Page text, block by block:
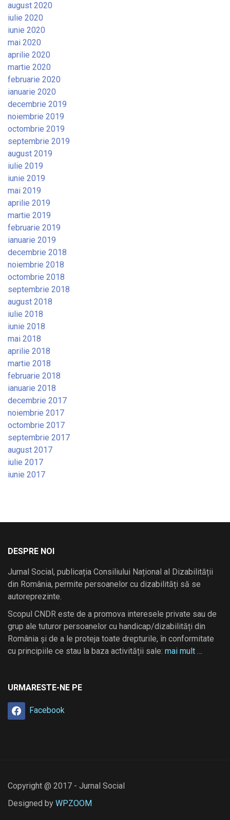
august 2020
iulie 2020
iunie 2020
mai 2020
aprilie 2020
martie 2020
februarie 2020
ianuarie 2020
decembrie 2019
noiembrie 2019
octombrie 2019
septembrie 2019
august 2019
iulie 2019
iunie 2019
mai 2019
aprilie 2019
martie 2019
februarie 2019
ianuarie 2019
decembrie 2018
noiembrie 2018
octombrie 2018
septembrie 2018
august 2018
iulie 2018
iunie 2018
mai 2018
aprilie 2018
martie 2018
februarie 2018
ianuarie 2018
decembrie 2017
noiembrie 2017
octombrie 2017
septembrie 2017
august 2017
iulie 2017
iunie 2017
DESPRE NOI
Jurnal Social, publicația Consiliului Național al Dizabilității
din România, permite persoanelor cu dizabilități să se
autoreprezinte.
Scopul CNDR este de a promova interesele private sau de
grup ale tuturor persoanelor cu handicap/dizabilități din
România și de a le proteja toate drepturile, în conformitate
cu principiile ce stau la baza activității sale: mai mult …
URMARESTE-NE PE
Facebook
Copyright @ 2017 - Jurnal Social
Designed by WPZOOM